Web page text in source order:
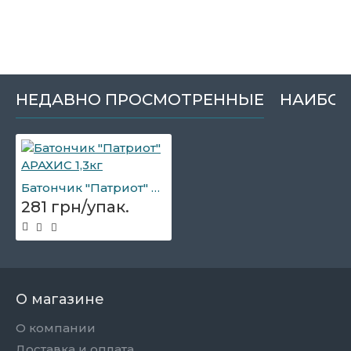
НЕДАВНО ПРОСМОТРЕННЫЕ
Батончик "Патриот" АРАХИС 1,3кг
281 грн/упак.
О магазине
О компании